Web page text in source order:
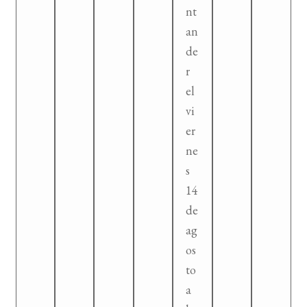
nt
an
de
r
el
vi
er
ne
s
14
de
ag
os
to
a